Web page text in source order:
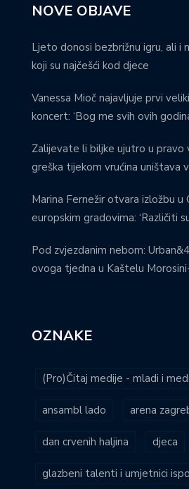
NOVE OBJAVE
Ljeto donosi bezbrižnu igru, ali i
koji su najčešći kod djece
Vanessa Mioč najavljuje prvi
koncert: ‘Bog me svih ovih
Zalijevate li biljke ujutro u pravo
greška tijekom vrućina uništava
Marina Fernežir otvara izložbu u
europskim gradovima: ‘Različiti
Pod zvjezdanim nebom:
ovoga tjedna u Kaštelu
OZNAKE
(Pro)Čitaj medije - mladi i
ansambl lado arena
dan crvenih haljina djeca
glazbeni talenti i umjetnici